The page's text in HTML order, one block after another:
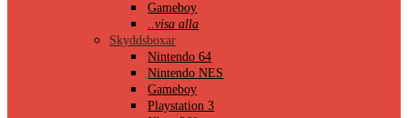
Gameboy
..visa alla
Skyddsboxar
Nintendo 64
Nintendo NES
Gameboy
Playstation 3